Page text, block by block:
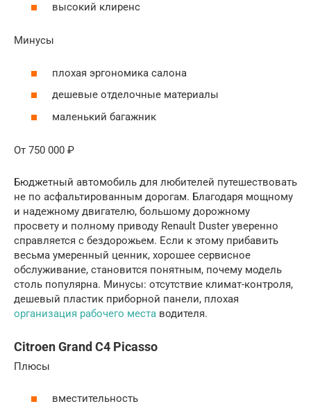
высокий клиренс
Минусы
плохая эргономика салона
дешевые отделочные материалы
маленький багажник
От 750 000 ₽
Бюджетный автомобиль для любителей путешествовать
не по асфальтированным дорогам. Благодаря мощному
и надежному двигателю, большому дорожному
просвету и полному приводу Renault Duster уверенно
справляется с бездорожьем. Если к этому прибавить
весьма умеренный ценник, хорошее сервисное
обслуживание, становится понятным, почему модель
столь популярна. Минусы: отсутствие климат-контроля,
дешевый пластик приборной панели, плохая
организация рабочего места водителя.
Citroen Grand C4 Picasso
Плюсы
вместительность